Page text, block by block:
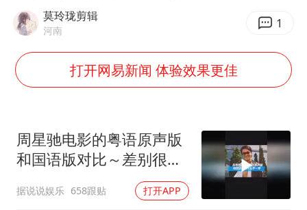
几元成本的AI广告导致千万市值蒸发
浙江台州《告全体市民书》
郑丽文：台湾从来没有“独立”过
酒店回应车内过夜被收150元
梁家辉百花奖演讲落泪
莫玲珑剪辑
河南 1
打开网易新闻 体验效果更佳
周星驰电影的粤语原声版
和国语版对比～差别很
大！讲粤语的星爷才是他
自己！
据说说娱乐 658跟贴 打开APP